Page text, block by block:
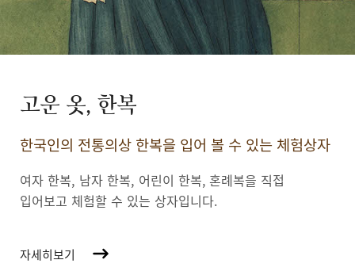
고운 옷, 한복
한국인의 전통의상 한복을 입어 볼 수 있는 체험상자
여자 한복, 남자 한복, 어린이 한복, 혼례복을 직접
입어보고 체험할 수 있는 상자입니다.
자세히보기